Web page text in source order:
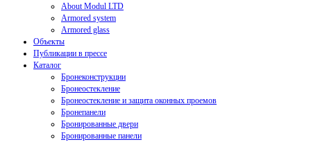
About Modul LTD
Armored system
Armored glass
Объекты
Публикации в прессе
Каталог
Бронеконструкции
Бронеостекление
Бронеостекление и защита оконных проемов
Бронепанели
Бронированные двери
Бронированные панели